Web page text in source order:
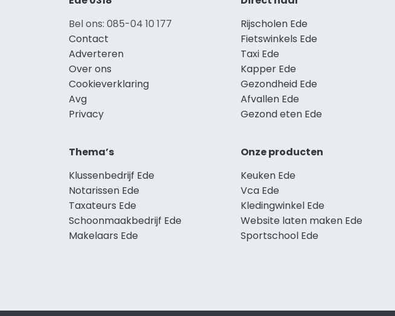
Bel ons: 085-04 10 177
Contact
Adverteren
Over ons
Cookieverklaring
Avg
Privacy
Rijscholen Ede
Fietswinkels Ede
Taxi Ede
Kapper Ede
Gezondheid Ede
Afvallen Ede
Gezond eten Ede
Thema’s
Klussenbedrijf Ede
Notarissen Ede
Taxateurs Ede
Schoonmaakbedrijf Ede
Makelaars Ede
Onze producten
Keuken Ede
Vca Ede
Kledingwinkel Ede
Website laten maken Ede
Sportschool Ede